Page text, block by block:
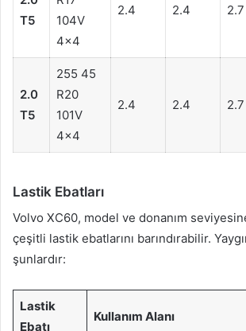
T5
104V
4×4
2.4 2.4 2.7
2.0
T5
255 45
R20
101V
4×4
2.4 2.4 2.7
Lastik Ebatları
Volvo XC60, model ve donanım
çeşitli lastik ebatlarını barındırabilir.
şunlardır:
Lastik
Ebatı
Kullanım Alanı